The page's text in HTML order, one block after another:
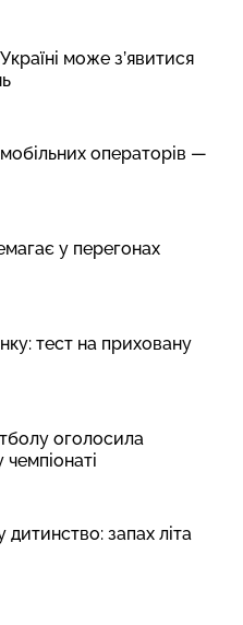
може з’явитися
операторів —
у перегонах
тест на приховану
оголосила
запах літа